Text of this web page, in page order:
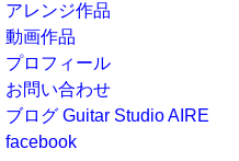
アレンジ作品
動画作品
プロフィール
お問い合わせ
ブログ Guitar Studio AIRE
facebook